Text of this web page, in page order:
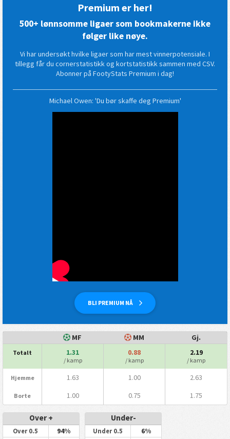
Premium er her!
500+ lønnsomme ligaer som bookmakerne ikke
følger like nøye.
Vi har undersøkt hvilke ligaer som har mest vinnerpotensiale. I
tillegg får du cornerstatistikk og kortstatistikk sammen med CSV.
Abonner på FootyStats Premium i dag!
BLI PREMIUM NÅ
Michael Owen: 'Du bør skaffe deg Premium'
MF MM Gj.
Totalt 1.31
/ kamp
0.88
/ kamp
2.19
/ kamp
Hjemme 1.63 1.00 2.63
Borte 1.00 0.75 1.75
Over +
Over 0.5
94%
Under-
Under 0.5
6%